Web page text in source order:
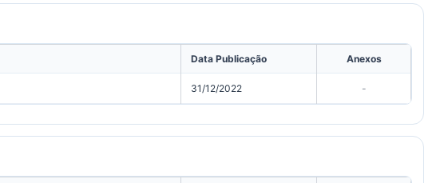
Data Publicação Anexos
31/12/2022 -